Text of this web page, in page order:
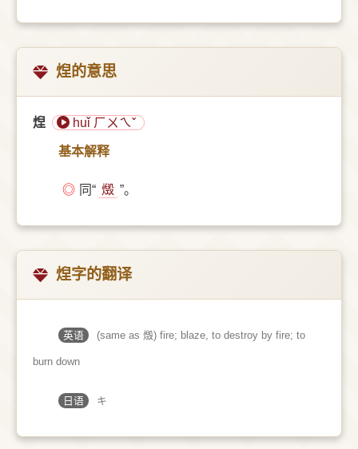
㷐的意思
㷐 huǐ ㄏㄨㄟˇ
基本解释
◎ 同“ 燬 ”。
㷐字的翻译
英语 (same as 燬) fire; blaze, to destroy by fire; to
burn down
日语 キ